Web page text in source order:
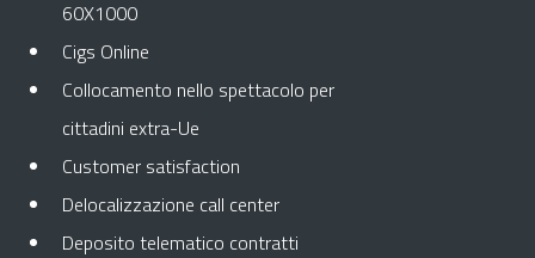
60X1000
Cigs Online
Collocamento nello spettacolo per
cittadini extra-Ue
Customer satisfaction
Delocalizzazione call center
Deposito telematico contratti